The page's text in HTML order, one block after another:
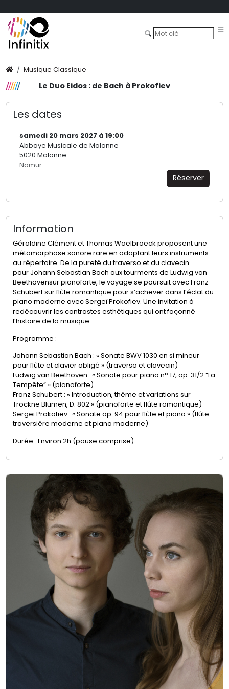
Musique Classique
Le Duo Eidos : de Bach à Prokofiev
Les dates
samedi 20 mars 2027 à 19:00
Abbaye Musicale de Malonne
5020 Malonne
Namur
Réserver
Information
Géraldine Clément et Thomas Waelbroeck proposent une
métamorphose sonore rare en adaptant leurs instruments
au répertoire. De la pureté du traverso et du clavecin
pour Johann Sebastian Bach aux tourments de Ludwig van
Beethovensur pianoforte, le voyage se poursuit avecFranz
Schubertsur flûte romantique pour s’achever dans l’éclat du
piano moderne avecSergeï Prokofiev. Une invitation à
redécouvrir les contrastes esthétiques qui ont façonné
l’histoire de la musique.
Programme :
Johann Sebastian Bach : « Sonate BWV 1030 en si mineur
pour flûte et clavier obligé » (traverso et clavecin)
Ludwig van Beethoven : « Sonate pour piano n° 17, op. 31/2 “La
Tempête” » (pianoforte)
Franz Schubert: « Introduction, thème et variations sur
Trockne Blumen, D. 802 » (pianoforte et flûte romantique)
Sergeï Prokofiev: « Sonate op. 94 pour flûte et piano » (flûte
traversière moderne et piano moderne)
Durée : Environ 2h (pause comprise)